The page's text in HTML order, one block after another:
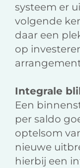
systeem er
volgende
daar een
op
Integrale
Een
per saldo
optelsom
nieuwe
hierbij een